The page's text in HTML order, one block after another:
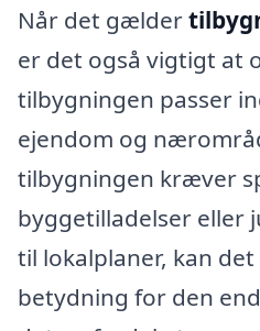
Når det gælder
er det også vigtigt at
tilbygningen passer
ejendom og
tilbygningen kræver
byggetilladelser eller
til lokalplaner, kan det
betydning for den